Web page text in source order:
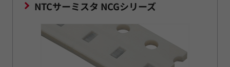
NTCサーミスタ NCGシリーズ